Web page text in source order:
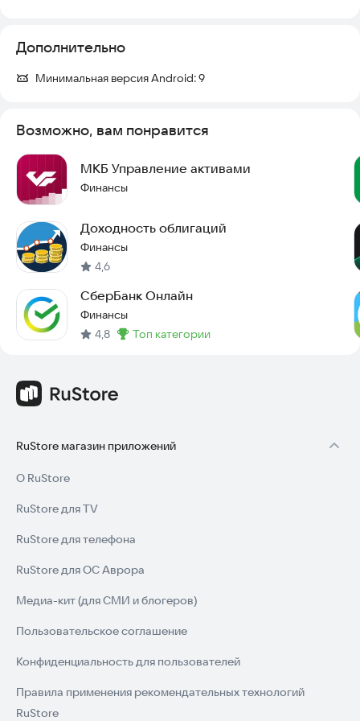
Дополнительно
Минимальная версия Android:9
Возможно, вам понравится
МКБ Управление активами
Финансы
Доходность облигаций
Финансы
4,6
СберБанк Онлайн
Финансы
4,8
Метка:
топ категории
RuStore магазин приложений
О RuStore
RuStore для TV
RuStore для телефона
RuStore для ОС Аврора
Медиа-кит (для СМИ и блогеров)
Пользовательское соглашение
Конфиденциальность для пользователей
Правила применения рекомендательных технологий
RuStore